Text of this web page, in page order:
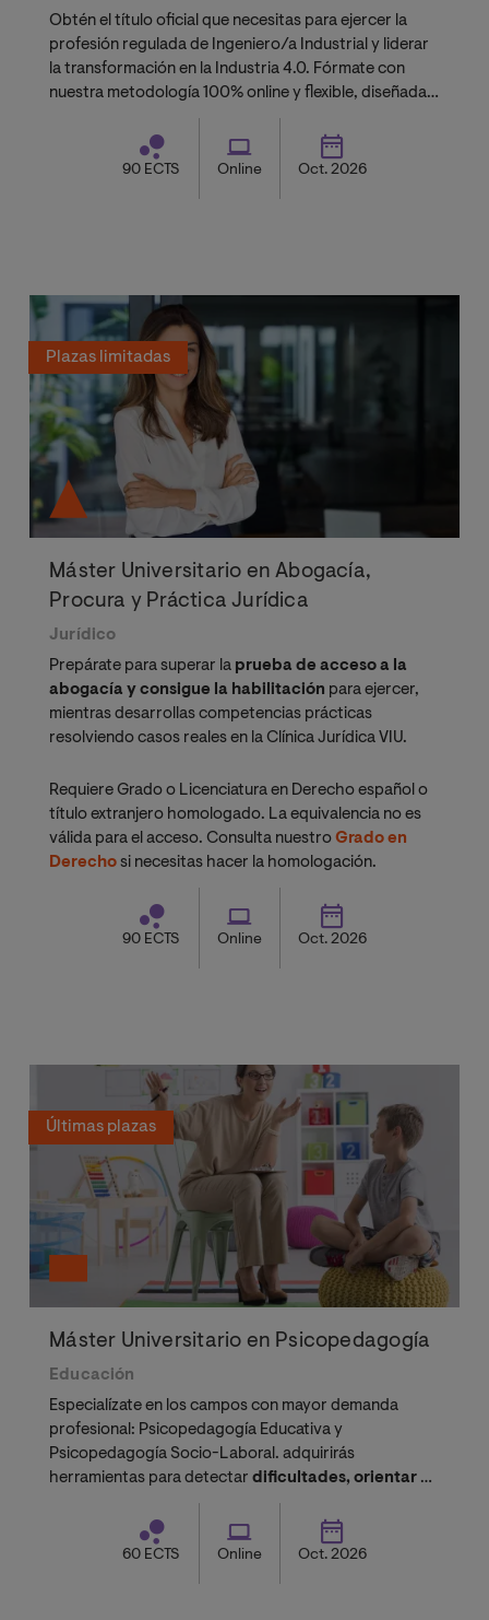
Obtén el título oficial que necesitas para ejercer la
profesión regulada de Ingeniero/a Industrial y liderar
la transformación en la Industria 4.0. Fórmate con
nuestra metodología 100% online y flexible, diseñada
para compatibilizar tu carrera con tu vida personal.
90 ECTS Online Oct. 2026
Plazas limitadas
Máster Universitario en Abogacía,
Procura y Práctica Jurídica
Jurídico
Prepárate para superar la prueba de acceso a la
abogacía y consigue la habilitación para ejercer,
mientras desarrollas competencias prácticas
resolviendo casos reales en la Clínica Jurídica VIU.
Requiere Grado o Licenciatura en Derecho español o
título extranjero homologado. La equivalencia no es
válida para el acceso. Consulta nuestroGrado en
Derecho si necesitas hacer la homologación.
90 ECTS Online Oct. 2026
Últimas plazas
Máster Universitario en Psicopedagogía
Educación
Especialízate en los campos con mayor demanda
profesional: Psicopedagogía Educativa y
Psicopedagogía Socio-Laboral. adquirirás
herramientas para detectardificultades, orientar y
diseñar estrategias educativas eficaces.
60 ECTS Online Oct. 2026